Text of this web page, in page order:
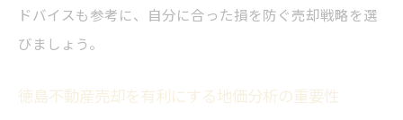
ドバイスも参考に、自分に合った損を防ぐ売却戦略を選
びましょう。
徳島不動産売却を有利にする地価分析の重要性